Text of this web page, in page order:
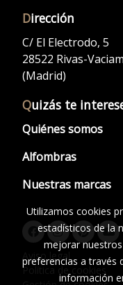
Dirección
C/ El Electrodo, 5
28522 Rivas-
(Madrid)
Quizás te
Quiénes somos
Alfombras
Nuestras marcas
Aviso legal
Política de cookies
Utilizamos cookies
estadísticos de la
mejorar
preferencias a través
información